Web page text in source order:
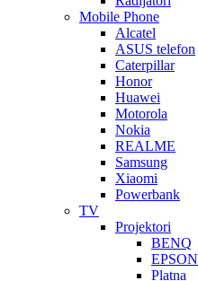
Mobile Phone
Alcatel
ASUS telefon
Caterpillar
Honor
Huawei
Motorola
Nokia
REALME
Samsung
Xiaomi
Powerbank
TV
Projektori
BENQ
EPSON
Platna